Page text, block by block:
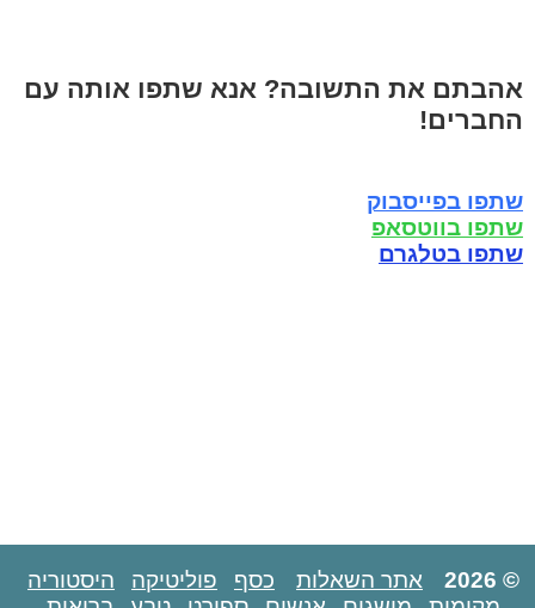
אהבתם את התשובה? אנא שתפו אותה עם
החברים!
שתפו בפייסבוק
שתפו בווטסאפ
שתפו בטלגרם
© 2026 אתר השאלות כסף פוליטיקה
היסטוריה